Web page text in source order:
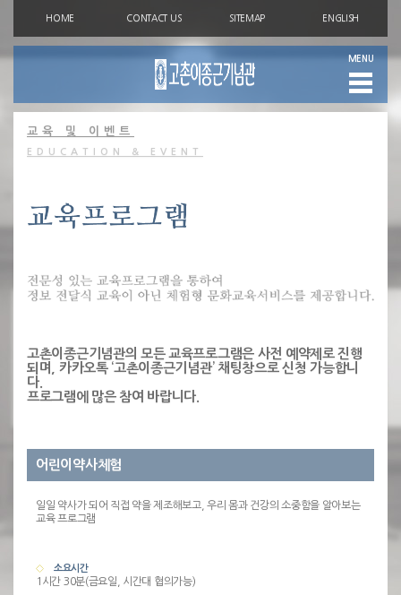
HOME CONTACT US SITEMAP ENGLISH
MENU
교육 및 이벤트
EDUCATION & EVENT
고촌이종근기념관의 모든 교육프로그램은 사전 예약제로 진행
되며, 카카오톡 ‘고촌이종근기념관’ 채팅창으로 신청 가능합니
다.
프로그램에 많은 참여 바랍니다.
어린이약사체험
일일 약사가 되어 직접 약을 제조해보고, 우리 몸과 건강의 소중함을 알아보는
교육 프로그램
소요시간
1시간 30분(금요일, 시간대 협의가능)